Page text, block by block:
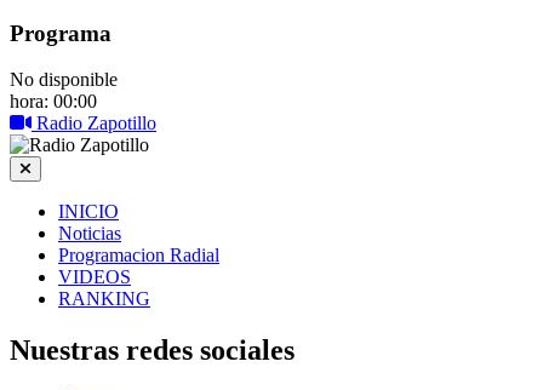
Programa
No disponible
hora: 00:00
Radio Zapotillo
INICIO
Noticias
Programacion Radial
VIDEOS
RANKING
Nuestras redes sociales